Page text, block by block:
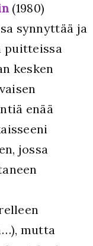
(1980)
synnyttää ja
puitteissa
kesken
enää
jossa
mutta